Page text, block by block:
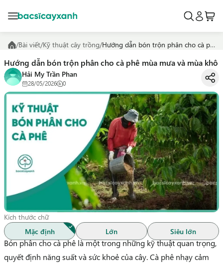
/Bài viết/Kỹ thuật cây trồng/ Hướng dẫn bón trộn phân cho cà phê mùa mưa và mùa khô
Hướng dẫn bón trộn phân cho cà phê mùa mưa và mùa khô
Hải My Trần Phan
28/05/2026 0
Kích thước chữ
Mặc định
Lớn Siêu lớn
Bón phân cho cà phê là một trong những kỹ thuật quan trọng,
quyết định năng suất và sức khoẻ của cây. Cà phê nhạy cảm